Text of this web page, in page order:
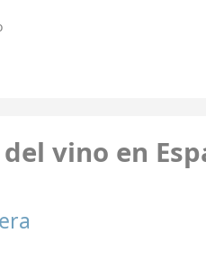
vino en